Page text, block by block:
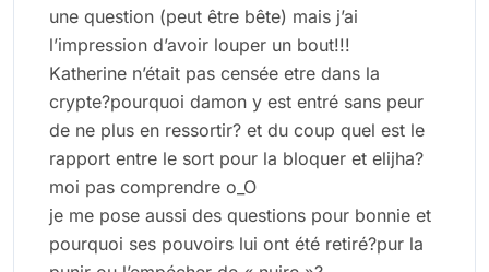
une question (peut être bête) mais j’ai
l’impression d’avoir louper un bout!!!
Katherine n’était pas censée etre dans la
crypte?pourquoi damon y est entré sans peur
de ne plus en ressortir? et du coup quel est le
rapport entre le sort pour la bloquer et elijha?
moi pas comprendre o_O
je me pose aussi des questions pour bonnie et
pourquoi ses pouvoirs lui ont été retiré?pur la